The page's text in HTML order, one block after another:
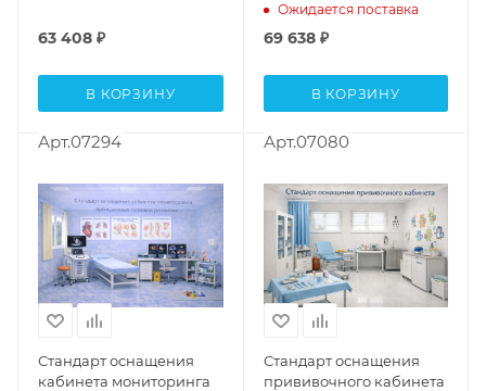
63 408 ₽
В КОРЗИНУ
Ожидается поставка
69 638₽
В КОРЗИНУ
Арт.07294
Стандарт оснащения
кабинета мониторинга
Арт.07080
Стандарт оснащения
прививочного кабинета